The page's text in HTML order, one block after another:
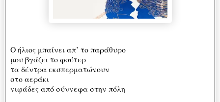
O ήλιος μπαίνει απ’ το παράθυρο
μου βγάζει το φούτερ
τα δέντρα εκσπερματώνουν
στο αεράκι
νιφάδες από σύννεφα στην πόλη